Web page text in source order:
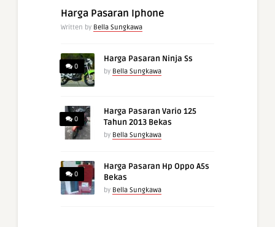
Harga Pasaran Iphone
Written by Bella Sungkawa
0
Harga Pasaran Ninja Ss
by Bella Sungkawa
0
Harga Pasaran Vario 125
Tahun 2013 Bekas
by Bella Sungkawa
0
Harga Pasaran Hp Oppo A5s
Bekas
by Bella Sungkawa